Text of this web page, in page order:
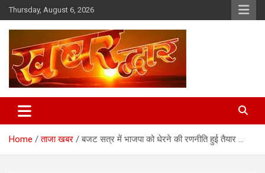
Skip
to
content
Thursday, August 6, 2026
Khabar Dwar
Home ताजा खबर बजट सत्र में भाजपा को धेरने की रणनीति हुई तैयार …